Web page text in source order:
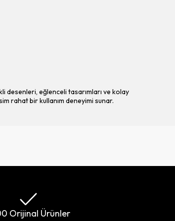
desenleri, eğlenceli tasarımları ve kolay
rahat bir kullanım deneyimi sunar.
Orijinal Ürünler